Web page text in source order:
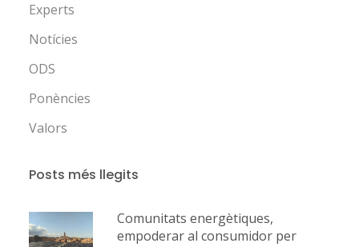
Experts
Notícies
ODS
Ponències
Valors
Posts més llegits
Comunitats energètiques,
empoderar al consumidor per